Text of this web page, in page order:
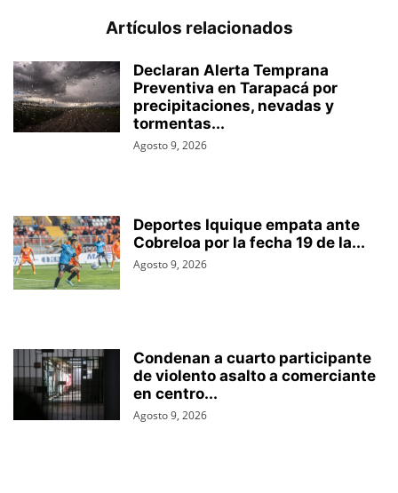
Artículos relacionados
Declaran Alerta Temprana
Preventiva en Tarapacá por
precipitaciones, nevadas y
tormentas...
Agosto 9, 2026
Deportes Iquique empata ante
Cobreloa por la fecha 19 de la...
Agosto 9, 2026
Condenan a cuarto participante
de violento asalto a comerciante
en centro...
Agosto 9, 2026